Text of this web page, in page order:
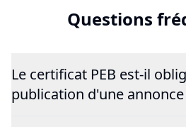
Questions
Le certificat PEB est-il
publication d'une